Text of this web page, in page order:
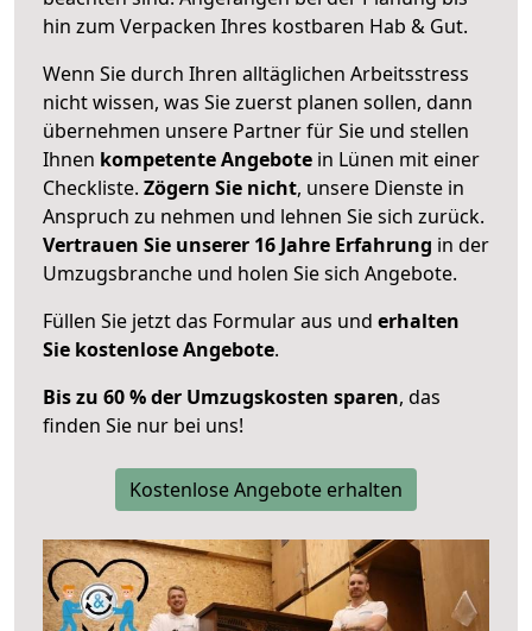
hin zum Verpacken Ihres kostbaren Hab & Gut.
Wenn Sie durch Ihren alltäglichen Arbeitsstress
nicht wissen, was Sie zuerst planen sollen, dann
übernehmen unsere Partner für Sie und stellen
Ihnen kompetente Angebote in Lünen mit einer
Checkliste. Zögern Sie nicht, unsere Dienste in
Anspruch zu nehmen und lehnen Sie sich zurück.
Vertrauen Sie unserer 16 Jahre Erfahrung in der
Umzugsbranche und holen Sie sich Angebote.
Füllen Sie jetzt das Formular aus und erhalten
Sie kostenlose Angebote.
Bis zu 60 % der Umzugskosten sparen, das
finden Sie nur bei uns!
Kostenlose Angebote erhalten